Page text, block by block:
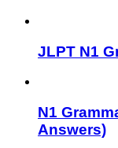
JLPT N1
N1
Answers)